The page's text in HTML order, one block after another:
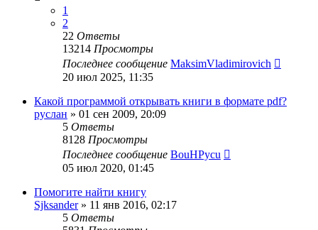
1
2
22 Ответы
13214 Просмотры
Последнее сообщение MaksimVladimirovich
20 июл 2025, 11:35
Какой программой открывать книги в формате pdf?
руслан » 01 сен 2009, 20:09
5 Ответы
8128 Просмотры
Последнее сообщение BouHPycu
05 июл 2020, 01:45
Помогите найти книгу
Sjksander» 11 янв 2016, 02:17
5 Ответы